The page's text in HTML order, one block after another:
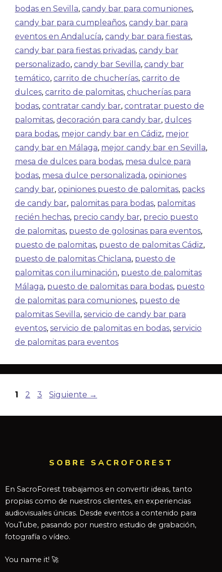
bodas en Sevilla, candy bar para comuniones,
candy bar para cumpleaños, candy bar para
eventos en Andalucía, candy bar para fiestas,
candy bar para fiestas privadas, candy bar
personalizado, candy bar Sevilla, candy bar
temático, carrito de chucherías, carrito de
dulces, carrito de palomitas, chucherías para
bodas, contratar candy bar, contratar puesto de
palomitas, decoración para candy bar, dulces
para bodas, mejor candy bar en Cádiz, mejor
candy bar en Málaga, mejor candy bar en Sevilla,
mesa de dulces para bodas, mesa dulce para
bodas, mesa dulce personalizada, opiniones
candy bar, opiniones puesto de palomitas, packs
de candy bar, palomitas para bodas, palomitas
recién hechas, precio candy bar, precio puesto
de palomitas, puesto de golosinas para eventos,
puesto de palomitas, puesto de palomitas Cádiz,
puesto de palomitas Chiclana, puesto de
palomitas con iluminación, puesto de palomitas
Málaga, puesto de palomitas para bodas, puesto
de palomitas para comuniones, puesto de
palomitas Sevilla, servicio de candy bar para
eventos, servicio de palomitas en bodas, servicio
de palomitas para eventos
1 2 3 Siguiente →
SOBRE SACROFOREST
En SacroForest trabajamos en convertir ideas, tanto
propias como de nuestros clientes, en experiencias
audiovisuales únicas. Desde eventos a contenido para
YouTube, pasando por nuestro estudio de grabación,
fotografía o vídeo.
You name it! 🚀